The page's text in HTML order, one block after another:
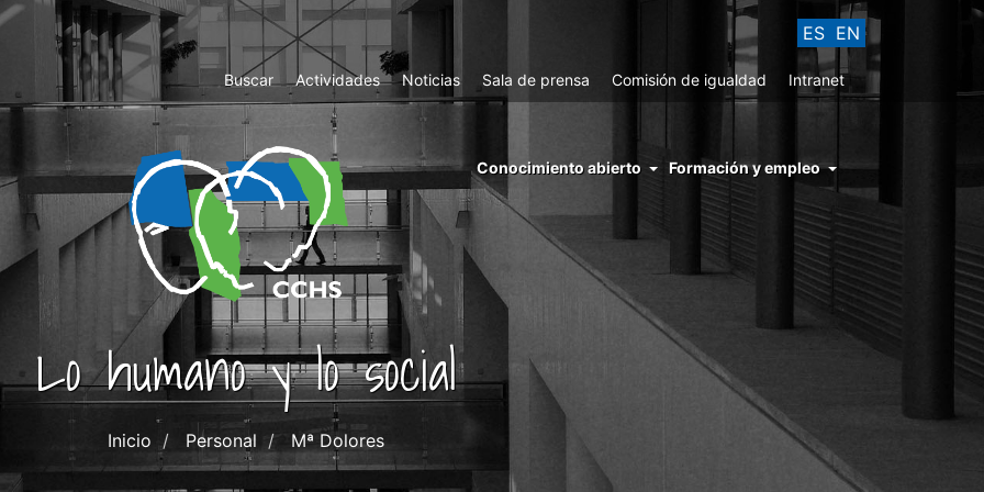
ES EN
Top
Menu
Buscar Actividades Noticias Sala de prensa Comisión de igualdad Intranet
menu
right
cchs
conocimiento
abierto
Conocimiento abierto Formación y empleo
Lo humano y lo social
Inicio Personal Mª Dolores